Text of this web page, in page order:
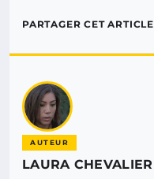
PARTAGER CET ARTICLE
AUTEUR
LAURA CHEVALIER